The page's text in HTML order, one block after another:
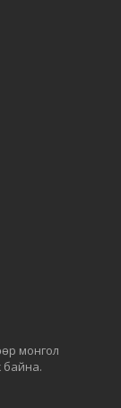
монгол
байна.